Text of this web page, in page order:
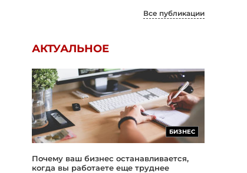
Все публикации
АКТУАЛЬНОЕ
БИЗНЕС
Почему ваш бизнес останавливается,
когда вы работаете еще труднее